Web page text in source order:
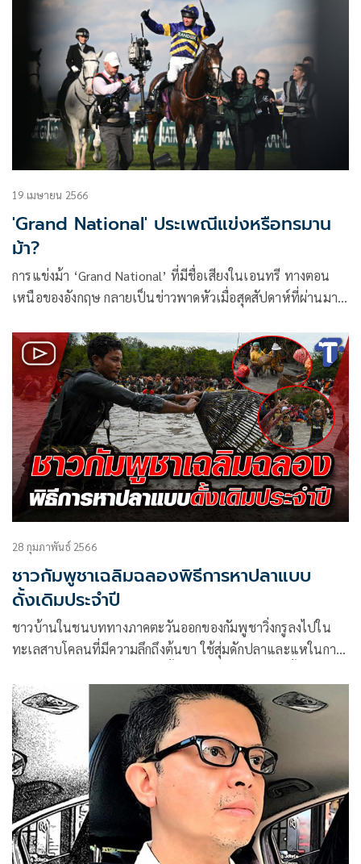
19 เมษายน 2566
'Grand National' ประเพณีแข่งหรือทรมาน
ม้า?
การแข่งม้า ‘Grand National’ ที่มีชื่อเสียงในเอนทรี ทางตอน
เหนือของอังกฤษ กลายเป็นข่าวพาดหัวเมื่อสุดสัปดาห์ที่ผ่านมา
28 กุมภาพันธ์ 2566
ชาวกัมพูชาเฉลิมฉลองพิธีการหาปลาแบบ
ดั้งเดิมประจำปี
ชาวบ้านในชนบททางภาคตะวันออกของกัมพูชาวิ่งกรูลงไปใน
ทะเลสาบโคลนที่มีความลึกถึงต้นขา ใช้สุ่มดักปลาและแหในการ
ได้แต่ละตัว